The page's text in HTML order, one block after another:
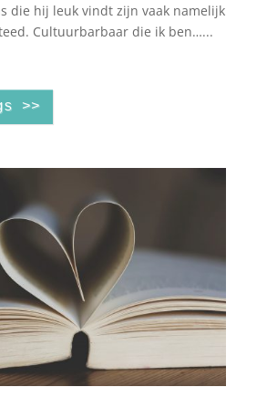
die hij leuk vindt zijn vaak namelijk
Cultuurbarbaar die ik ben…...
>>